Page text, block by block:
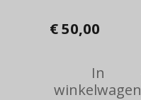
€ 50,00
In
winkelwagen